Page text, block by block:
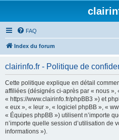
FAQ
Index du forum
clairinfo.fr - Politique de
Cette politique explique en détail
affiliées (désignés ci-après par « nous »,
« https://www.clairinfo.fr/phpBB3 ») et
« eux », « leur », « logiciel phpBB », «
« Équipes phpBB ») utilisent n’importe
n’importe quelle session d’utilisation de
informations »).